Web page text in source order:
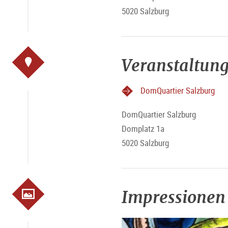
5020 Salzburg
DomQuartier Salzburg
DomQuartier Salzburg
Domplatz 1a
5020 Salzburg
Impressionen